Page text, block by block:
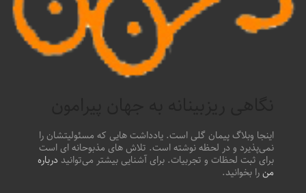
اینجا وبلاگ پیمان گلی است. یادداشت هایی که مسئولیتشان را
نمی‌پذیرد و در لحظه نوشته است. تلاش های مذبوحانه ای است
برای ثبت لحظات و تجربیات. برای آشنایی بیشتر می‌توانیددرباره
منرا بخوانید.